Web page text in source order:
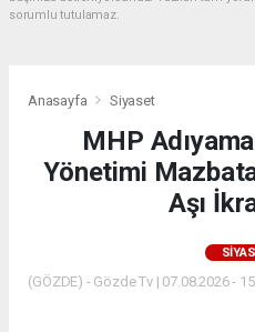
sorumlu tutulamaz.
Anasayfa Siyaset
MHP
Yönetimi
Aşı
(GÖZDE) - Gözde Tv | 07.08.2026 -